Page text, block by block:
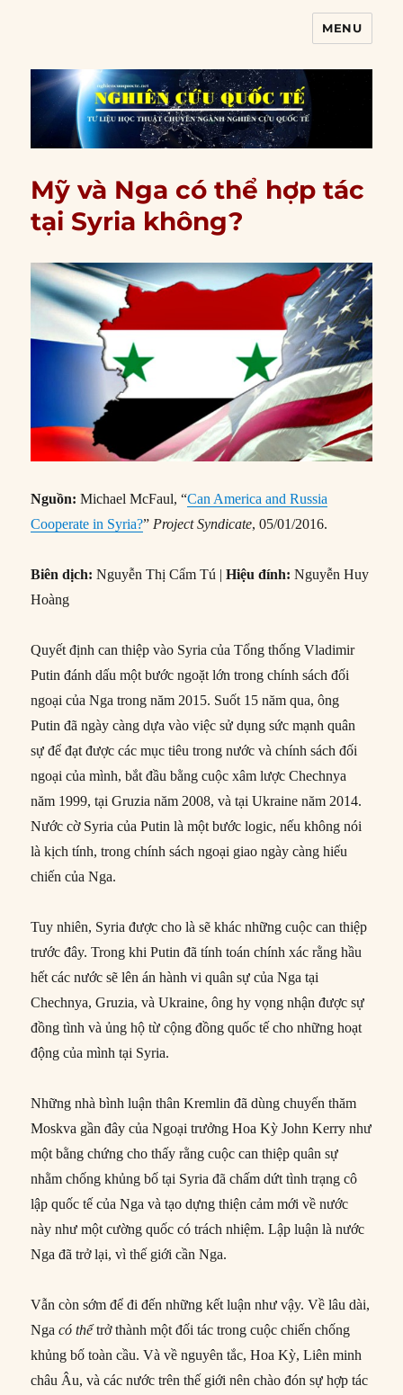
MENU
Mỹ và Nga có thể hợp tác
tại Syria không?
Nguồn: Michael McFaul, “Can America and Russia
Cooperate in Syria?” Project Syndicate, 05/01/2016.
Biên dịch: Nguyễn Thị Cẩm Tú |Hiệu đính: Nguyễn Huy
Hoàng
Quyết định can thiệp vào Syria của Tổng thống Vladimir
Putin đánh dấu một bước ngoặt lớn trong chính sách đối
ngoại của Nga trong năm 2015. Suốt 15 năm qua, ông
Putin đã ngày càng dựa vào việc sử dụng sức mạnh quân
sự để đạt được các mục tiêu trong nước và chính sách đối
ngoại của mình, bắt đầu bằng cuộc xâm lược Chechnya
năm 1999, tại Gruzia năm 2008, và tại Ukraine năm 2014.
Nước cờ Syria của Putin là một bước logic, nếu không nói
là kịch tính, trong chính sách ngoại giao ngày càng hiếu
chiến của Nga.
Tuy nhiên, Syria được cho là sẽ khác những cuộc can thiệp
trước đây. Trong khi Putin đã tính toán chính xác rằng hầu
hết các nước sẽ lên án hành vi quân sự của Nga tại
Chechnya, Gruzia, và Ukraine, ông hy vọng nhận được sự
đồng tình và ủng hộ từ cộng đồng quốc tế cho những hoạt
động của mình tại Syria.
Những nhà bình luận thân Kremlin đã dùng chuyến thăm
Moskva gần đây của Ngoại trưởng Hoa Kỳ John Kerry như
một bằng chứng cho thấy rằng cuộc can thiệp quân sự
nhằm chống khủng bố tại Syria đã chấm dứt tình trạng cô
lập quốc tế của Nga và tạo dựng thiện cảm mới về nước
này như một cường quốc có trách nhiệm. Lập luận là nước
Nga đã trở lại, vì thế giới cần Nga.
Vẫn còn sớm để đi đến những kết luận như vậy. Về lâu dài,
Ngacó thểtrở thành một đối tác trong cuộc chiến chống
khủng bố toàn cầu. Và về nguyên tắc, Hoa Kỳ, Liên minh
châu Âu, và các nước trên thế giới nên chào đón sự hợp tác